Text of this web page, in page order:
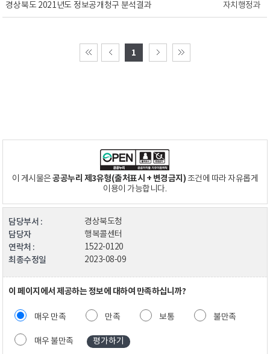
경상북도 2021년도 정보공개청구 분석결과 자치행정과
1
이 게시물은공공누리 제3유형(출처표시 + 변경금지)조건에 따라 자유롭게
이용이 가능합니다.
담당부서 : 경상북도청
담당자 행복콜센터
연락처 : 1522-0120
최종수정일 2023-08-09
이 페이지에서 제공하는 정보에 대하여 만족하십니까?
매우 만족 만족 보통 불만족
매우 불만족